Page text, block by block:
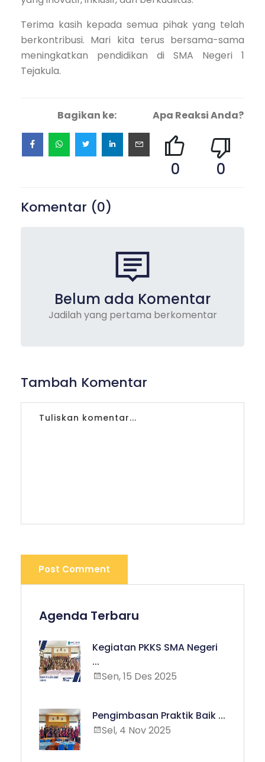
Terima kasih kepada semua pihak yang telah
berkontribusi. Mari kita terus bersama-sama
meningkatkan pendidikan di SMA Negeri 1
Tejakula.
Bagikan ke: Apa Reaksi Anda?
0 0
Komentar (0)
Belum ada Komentar
Jadilah yang pertama berkomentar
Tambah Komentar
Post Comment
Agenda Terbaru
Kegiatan PKKS SMA Negeri
...
Sen, 15 Des 2025
Pengimbasan Praktik Baik ...
Sel, 4 Nov 2025